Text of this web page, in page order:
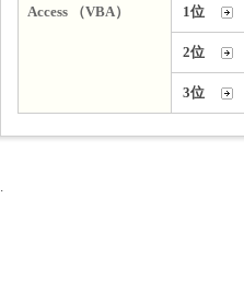
Access （VBA） 1位
2位
3位